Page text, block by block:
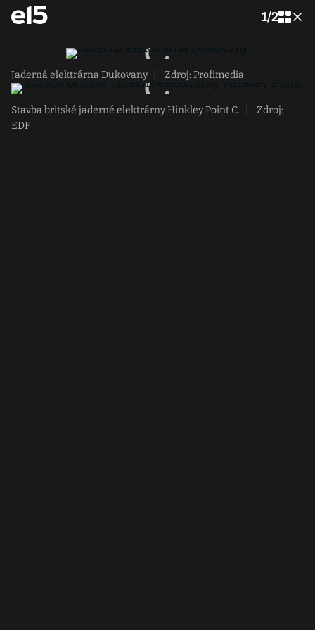
1/2
Jaderná elektrárna Dukovany Zdroj: Profimedia
Stavba britské jaderné elektrárny Hinkley Point C.
Zdroj:
EDF